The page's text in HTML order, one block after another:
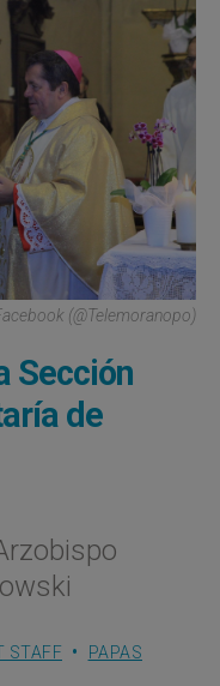
(@Telemoranopo)
Sección
de
STAFF PAPAS